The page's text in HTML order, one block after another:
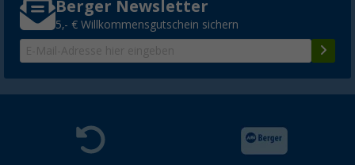
Berger Newsletter
5,- € Willkommensgutschein sichern